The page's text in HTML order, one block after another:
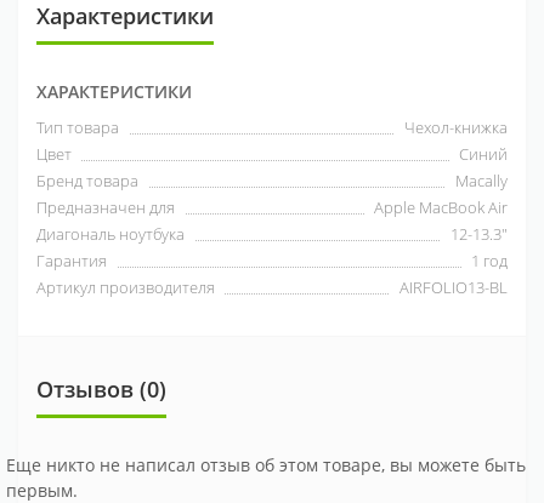
Характеристики
ХАРАКТЕРИСТИКИ
Тип товара
Чехол-книжка
Цвет
Синий
Бренд товара
Macally
Предназначен для
Apple MacBook Air
Диагональ ноутбука
12-13.3"
Гарантия
1 год
Артикул производителя
AIRFOLIO13-BL
Отзывов (0)
Еще никто не написал отзыв об этом товаре, вы можете быть
первым.